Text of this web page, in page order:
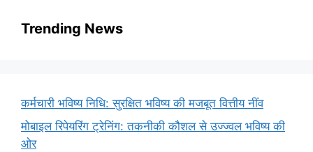
Trending News
कर्मचारी भविष्य निधि: सुरक्षित भविष्य की मजबूत वित्तीय नींव
मोबाइल रिपेयरिंग ट्रेनिंग: तकनीकी कौशल से उज्ज्वल भविष्य की
ओर